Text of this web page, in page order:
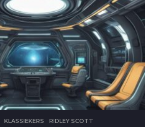
r
a
g
o
,KLASSIEKERS ,RIDLEY SCOTT